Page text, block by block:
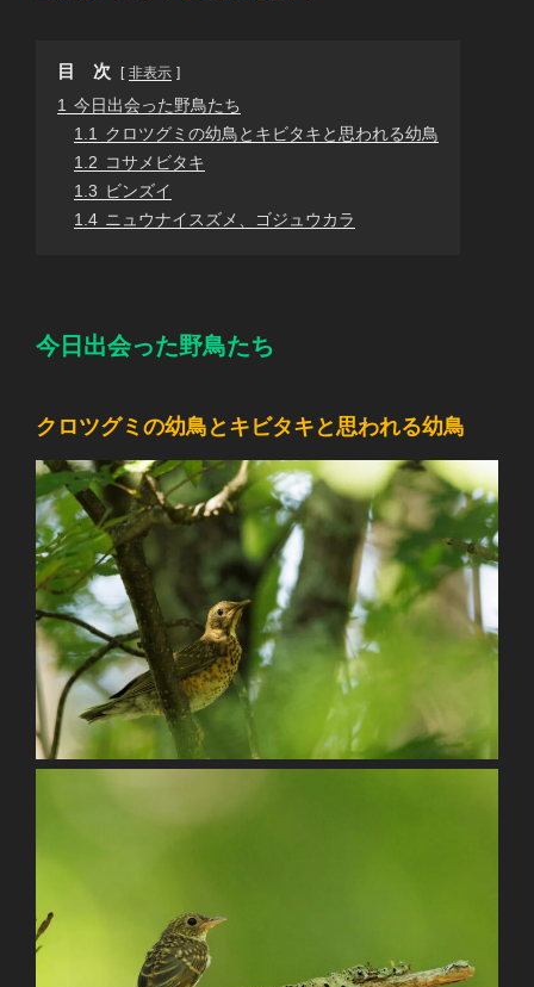
目 次 非表示
1 今日出会った野鳥たち
1.1 クロツグミの幼鳥とキビタキと思われる幼鳥
1.2 コサメビタキ
1.3 ビンズイ
1.4 ニュウナイスズメ、ゴジュウカラ
今日出会った野鳥たち
クロツグミの幼鳥とキビタキと思われる幼鳥